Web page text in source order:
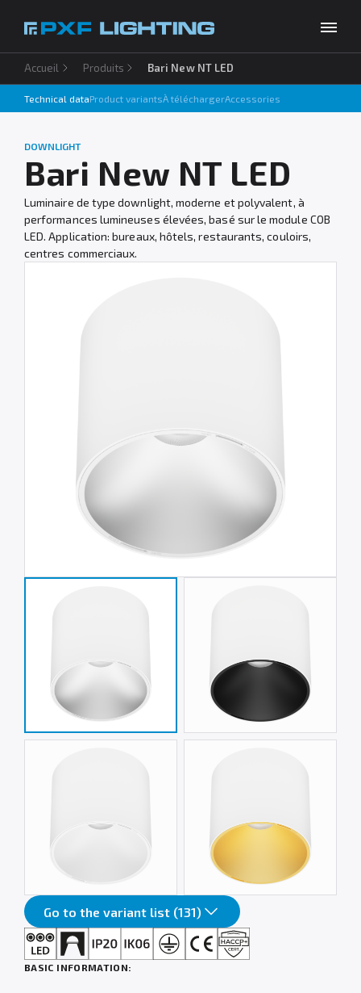
Produits
Inspirations
Entreprise
À télécharger
Contact
Accueil Produits Bari New NT LED
Technical dataProduct variantsÀ téléchargerAccessories
DOWNLIGHT
Bari New NT LED
Luminaire de type downlight, moderne et polyvalent, à
performances lumineuses élevées, basé sur le module COB
LED. Application: bureaux, hôtels, restaurants, couloirs,
centres commerciaux.
Go to the variant list (131)
BASIC INFORMATION: